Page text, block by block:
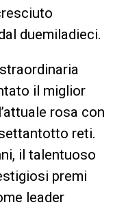
duemiladieci.
il miglior
rosa con
reti.
il talentuoso
premi
leader